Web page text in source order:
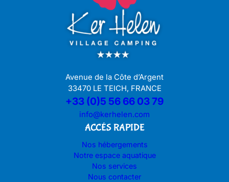
Avenue de la Côte d’Argent
33470 LE TEICH, FRANCE
+33 (0)5 56 66 03 79
info@kerhelen.com
ACCÉS RAPIDE
Nos hébergements
Notre espace aquatique
Nos services
Nous contacter